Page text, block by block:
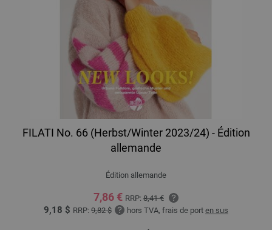
FILATI No. 66 (Herbst/Winter 2023/24) - Édition
allemande
Édition allemande
7,86 € RRP: 8,41 €
9,18 $ RRP: 9,82 $ hors TVA, frais de port en sus